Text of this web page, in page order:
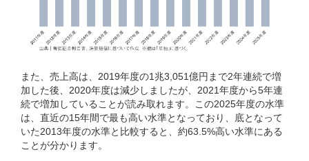
また、売上高は、2019年度の1兆3,051億円まで2年連続で増
加した後、2020年度は減少しましたが、2021年度から5年連
続で増加していることが読み取れます。この2025年度の水準
は、直近の15年間で最も高い水準となっており、底となって
いた2013年度の水準と比較すると、約63.5%高い水準にある
ことが分かります。